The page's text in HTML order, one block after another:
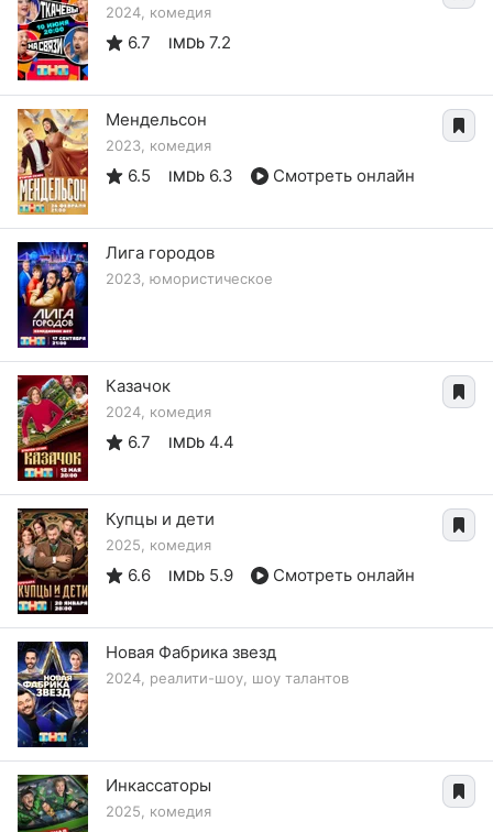
2024, комедия
6.7 IMDb 7.2
Мендельсон
2023, комедия
6.5 IMDb 6.3 Смотреть онлайн
Лига городов
2023, юмористическое
Казачок
2024, комедия
6.7 IMDb 4.4
Купцы и дети
2025, комедия
6.6 IMDb 5.9 Смотреть онлайн
Новая Фабрика звезд
2024, реалити-шоу, шоу талантов
Инкассаторы
2025, комедия